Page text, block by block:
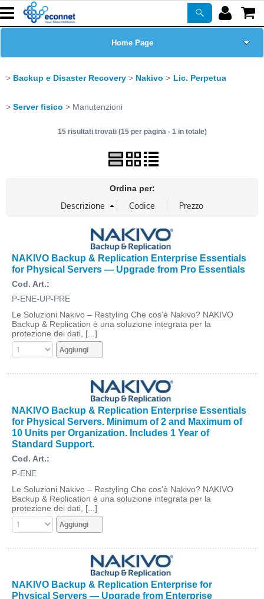
Home Page
Prodotti
Corsi
ASSISTENZA
Certificazioni
Newsletter
PROMO ATTIVE
Backup e Disaster Recovery Nakivo Lic. Perpetua
Server fisico Manutenzioni
15 risultati trovati (15 per pagina - 1 in totale)
Ordina per:
NAKIVO Backup & Replication Enterprise Essentials
for Physical Servers — Upgrade from Pro Essentials
Cod. Art.:
P-ENE-UP-PRE
Le Soluzioni Nakivo – Restyling Che cos'è Nakivo? NAKIVO
Backup & Replication è una soluzione integrata per la
protezione dei dati, [...]
NAKIVO Backup & Replication Enterprise Essentials
for Physical Servers. Minimum of 2 and Maximum of
10 Units per Organization. Includes 1 Year of
Standard Support.
Cod. Art.:
P-ENE
Le Soluzioni Nakivo – Restyling Che cos'è Nakivo? NAKIVO
Backup & Replication è una soluzione integrata per la
protezione dei dati, [...]
NAKIVO Backup & Replication Enterprise for
Physical Servers — Upgrade from Enterprise